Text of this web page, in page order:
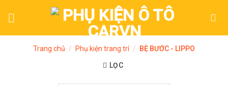
Trang chủ / Phụ kiện trang trí / BỆ BƯỚC - LIPPO
LỌC